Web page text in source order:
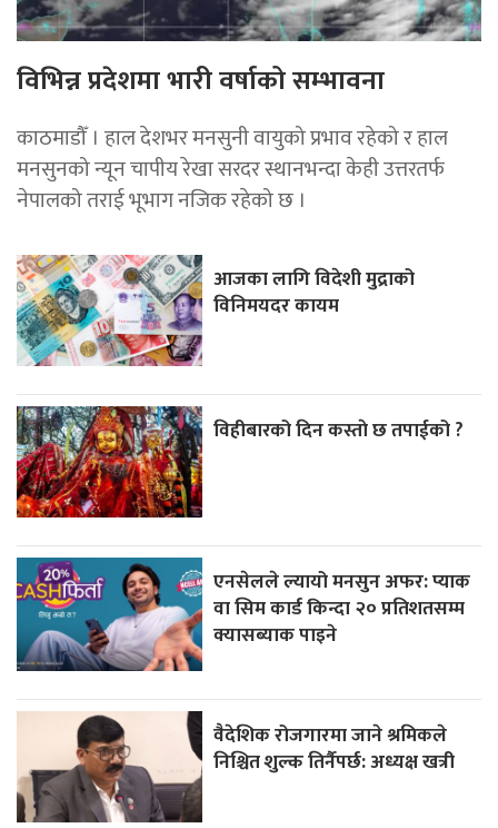
विभिन्न प्रदेशमा भारी वर्षाको सम्भावना
काठमाडौँ । हाल देशभर मनसुनी वायुको प्रभाव रहेको र हाल
मनसुनको न्यून चापीय रेखा सरदर स्थानभन्दा केही उत्तरतर्फ
नेपालको तराई भूभाग नजिक रहेको छ ।
आजका लागि विदेशी मुद्राको
विनिमयदर कायम
विहीबारको दिन कस्ताे छ तपाईको ?
एनसेलले ल्यायो मनसुन अफर: प्याक
वा सिम कार्ड किन्दा २० प्रतिशतसम्म
क्यासब्याक पाइने
वैदेशिक रोजगारमा जाने श्रमिकले
निश्चित शुल्क तिर्नैपर्छ: अध्यक्ष खत्री